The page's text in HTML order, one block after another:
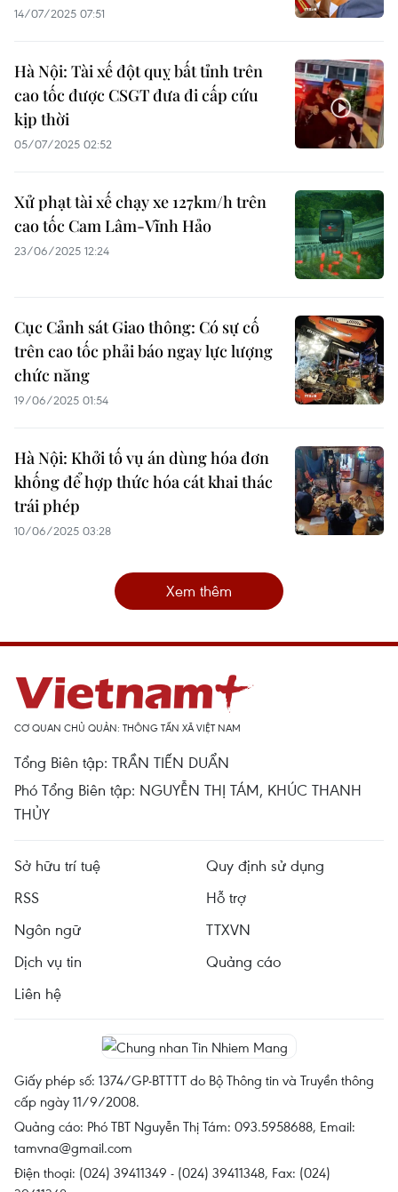
14/07/2025 07:51
Hà Nội: Tài xế đột quỵ bất tỉnh trên
cao tốc được CSGT đưa đi cấp cứu
kịp thời
05/07/2025 02:52
Xử phạt tài xế chạy xe 127km/h trên
cao tốc Cam Lâm-Vĩnh Hảo
23/06/2025 12:24
Cục Cảnh sát Giao thông: Có sự cố
trên cao tốc phải báo ngay lực lượng
chức năng
19/06/2025 01:54
Hà Nội: Khởi tố vụ án dùng hóa đơn
khống để hợp thức hóa cát khai thác
trái phép
10/06/2025 03:28
Xem thêm
CƠ QUAN CHỦ QUẢN: THÔNG TẤN XÃ VIỆT NAM
Tổng Biên tập: TRẦN TIẾN DUẨN
Phó Tổng Biên tập: NGUYỄN THỊ TÁM, KHÚC THANH
THỦY
Sở hữu trí tuệ
Quy định sử dụng
RSS
Hỗ trợ
Ngôn ngữ
TTXVN
Dịch vụ tin
Quảng cáo
Liên hệ
Giấy phép số: 1374/GP-BTTTT do Bộ Thông tin và Truyền thông
cấp ngày 11/9/2008.
Quảng cáo: Phó TBT Nguyễn Thị Tám: 093.5958688, Email:
tamvna@gmail.com
Điện thoại: (024) 39411349 - (024) 39411348, Fax: (024)